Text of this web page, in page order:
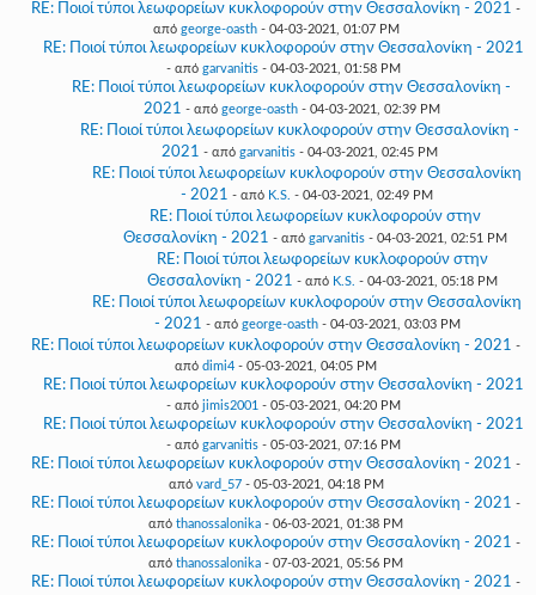
RE: Ποιοί τύποι λεωφορείων κυκλοφορούν στην Θεσσαλονίκη - 2021 -
από george-oasth- 04-03-2021, 01:07 PM
RE: Ποιοί τύποι λεωφορείων κυκλοφορούν στην Θεσσαλονίκη - 2021
- από garvanitis - 04-03-2021, 01:58 PM
RE: Ποιοί τύποι λεωφορείων κυκλοφορούν στην Θεσσαλονίκη -
2021 - από george-oasth- 04-03-2021, 02:39 PM
RE: Ποιοί τύποι λεωφορείων κυκλοφορούν στην Θεσσαλονίκη -
2021 - από garvanitis- 04-03-2021, 02:45 PM
RE: Ποιοί τύποι λεωφορείων κυκλοφορούν στην Θεσσαλονίκη
- 2021 - από K.S. - 04-03-2021, 02:49 PM
RE: Ποιοί τύποι λεωφορείων κυκλοφορούν στην
Θεσσαλονίκη - 2021 - από garvanitis- 04-03-2021, 02:51 PM
RE: Ποιοί τύποι λεωφορείων κυκλοφορούν στην
Θεσσαλονίκη - 2021 - από K.S. - 04-03-2021, 05:18 PM
RE: Ποιοί τύποι λεωφορείων κυκλοφορούν στην Θεσσαλονίκη
- 2021 - από george-oasth- 04-03-2021, 03:03 PM
RE: Ποιοί τύποι λεωφορείων κυκλοφορούν στην Θεσσαλονίκη - 2021 -
από dimi4 - 05-03-2021, 04:05 PM
RE: Ποιοί τύποι λεωφορείων κυκλοφορούν στην Θεσσαλονίκη - 2021
- από jimis2001 - 05-03-2021, 04:20 PM
RE: Ποιοί τύποι λεωφορείων κυκλοφορούν στην Θεσσαλονίκη - 2021
- από garvanitis - 05-03-2021, 07:16 PM
RE: Ποιοί τύποι λεωφορείων κυκλοφορούν στην Θεσσαλονίκη - 2021 -
από vard_57- 05-03-2021, 04:18 PM
RE: Ποιοί τύποι λεωφορείων κυκλοφορούν στην Θεσσαλονίκη - 2021 -
από thanossalonika - 06-03-2021, 01:38 PM
RE: Ποιοί τύποι λεωφορείων κυκλοφορούν στην Θεσσαλονίκη - 2021 -
από thanossalonika - 07-03-2021, 05:56 PM
RE: Ποιοί τύποι λεωφορείων κυκλοφορούν στην Θεσσαλονίκη - 2021 -